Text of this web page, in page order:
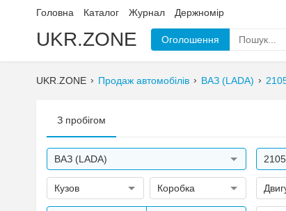
Головна Каталог Журнал Держномір
UKR.ZONE Оголошення
UKR.ZONE Продаж автомобілів ВАЗ (LADA)
З пробігом
ВАЗ (LADA) 2105
Кузов Коробка